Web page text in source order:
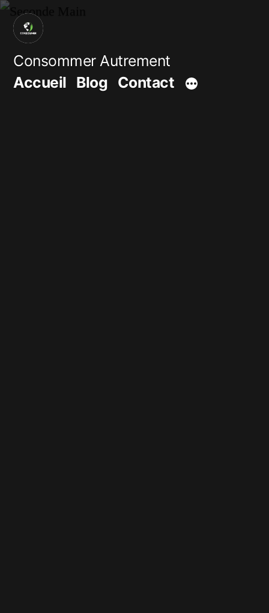
Aller
contenu
Consommer Autrement
Accueil Blog Contact